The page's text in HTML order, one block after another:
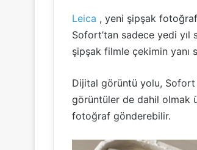
Leica , yeni şipşak
Sofort’tan sadece yedi
şipşak filmle çekimin yanı
Dijital görüntü yolu, Sofort
görüntüler de dahil olmak
fotoğraf gönderebilir.